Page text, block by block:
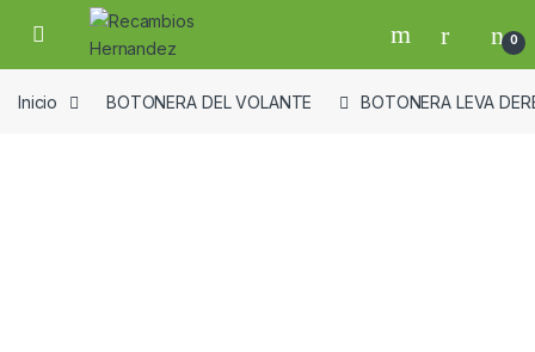
Skip to navigation
Skip to content
Open 0
Inicio BOTONERA DEL VOLANTE BOTONERA LEVA